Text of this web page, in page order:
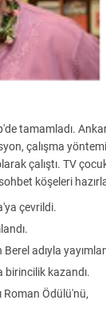
tamamladı.
çalışma
çalıştı. TV
köşeleri
çevrildi.
adıyla
birincilik kazandı.
Roman Ödülü'nü,